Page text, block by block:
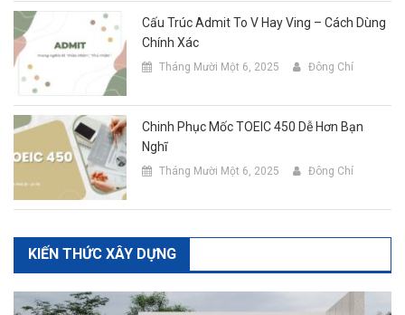
Cấu Trúc Admit To V Hay Ving – Cách Dùng
Chính Xác
Tháng Mười Một 6, 2025 Đông Chí
Chinh Phục Mốc TOEIC 450 Dễ Hơn Bạn
Nghĩ
Tháng Mười Một 6, 2025 Đông Chí
KIẾN THỨC XÂY DỰNG